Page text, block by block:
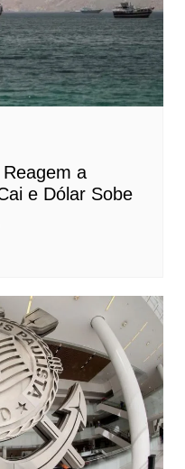
a
e Dólar Sobe